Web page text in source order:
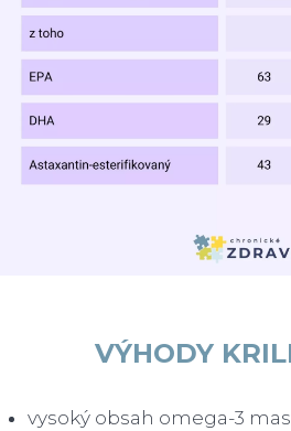
VÝHODY
vysoký obsah omega-3